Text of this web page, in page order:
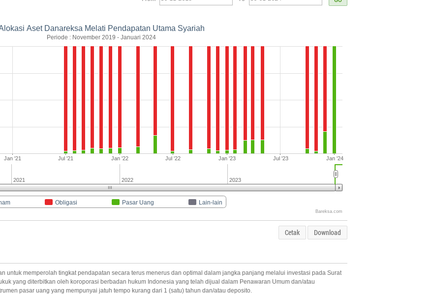
Aset Danareksa Melati Pendapatan Utama Syariah
Periode : November 2019 - Januari 2024
Obligasi Pasar Uang Lain-lain
Jan '21 Jul '21 Jan '22 Jul '22 Jan '23 Jul '23 Jan '24
2021 2022 2023
Bareksa.com
Cetak Download
untuk memperolah tingkat pendapatan secara terus menerus dan optimal dalam jangka panjang melalui investasi pada Surat
yang diterbitkan oleh koroporasi berbadan hukum Indonesia yang telah dijual dalam Penawaran Umum dan/atau
pasar uang yang mempunyai jatuh tempo kurang dari 1 (satu) tahun dan/atau deposito.